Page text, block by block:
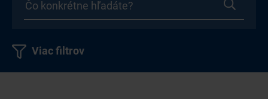
Viac filtrov